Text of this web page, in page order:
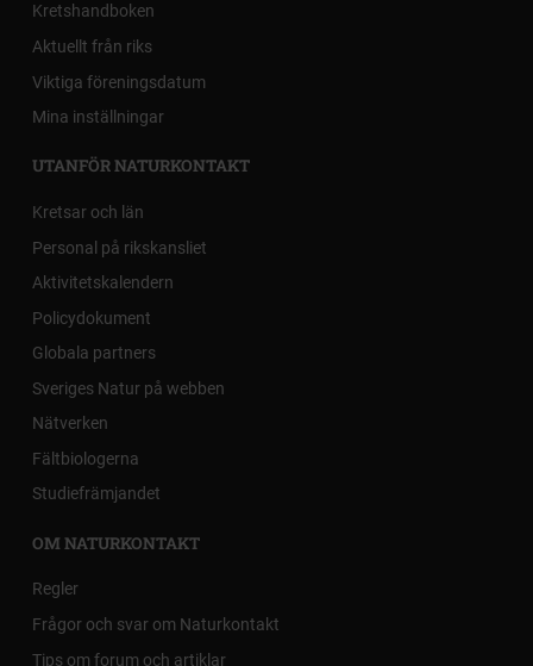
Kretshandboken
Aktuellt från riks
Viktiga föreningsdatum
Mina inställningar
UTANFÖR NATURKONTAKT
Kretsar och län
Personal på rikskansliet
Aktivitetskalendern
Policydokument
Globala partners
Sveriges Natur på webben
Nätverken
Fältbiologerna
Studiefrämjandet
OM NATURKONTAKT
Regler
Frågor och svar om Naturkontakt
Tips om forum och artiklar